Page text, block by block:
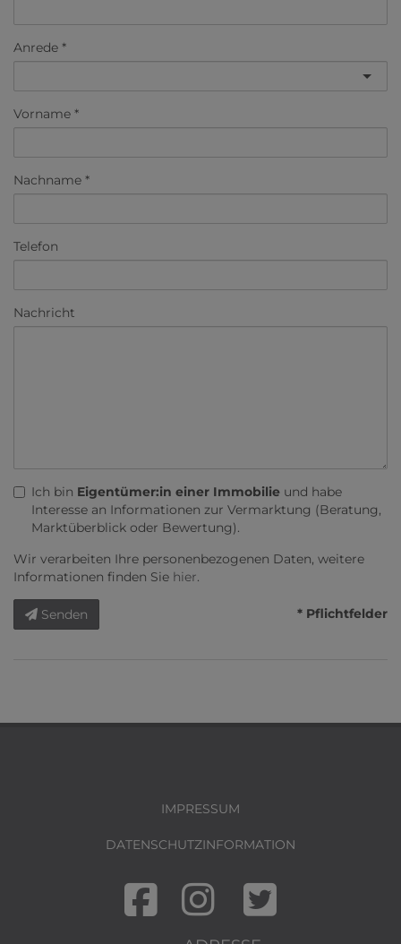
Anrede
Vorname
Nachname
Telefon
Nachricht
Ich bin Eigentümer:in einer Immobilie und habe
Interesse an Informationen zur Vermarktung (Beratung,
Marktüberblick oder Bewertung).
Wir verarbeiten Ihre personenbezogenen Daten, weitere
Informationen finden Sie hier.
Senden * Pflichtfelder
IMPRESSUM
DATENSCHUTZINFORMATION